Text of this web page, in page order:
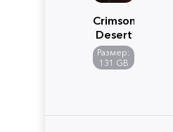
Crimson
Desert
Размер:
131 GB